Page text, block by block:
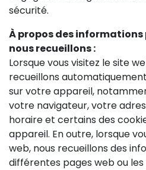
sécurité.
À propos des informations
nous recueillons :
Lorsque vous visitez le site
recueillons
sur votre appareil,
votre navigateur, votre
horaire et certains des
appareil. En outre, lorsque
web, nous recueillons des
différentes pages web ou